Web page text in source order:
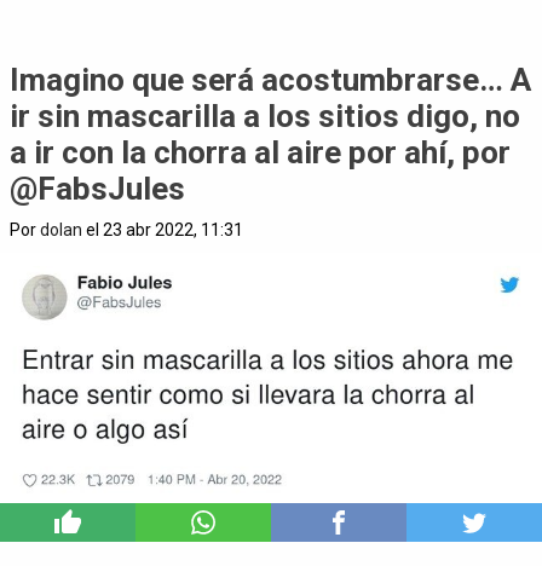
Imagino que será acostumbrarse… A
ir sin mascarilla a los sitios digo, no
a ir con la chorra al aire por ahí, por
@FabsJules
Pordolan el 23 abr 2022, 11:31